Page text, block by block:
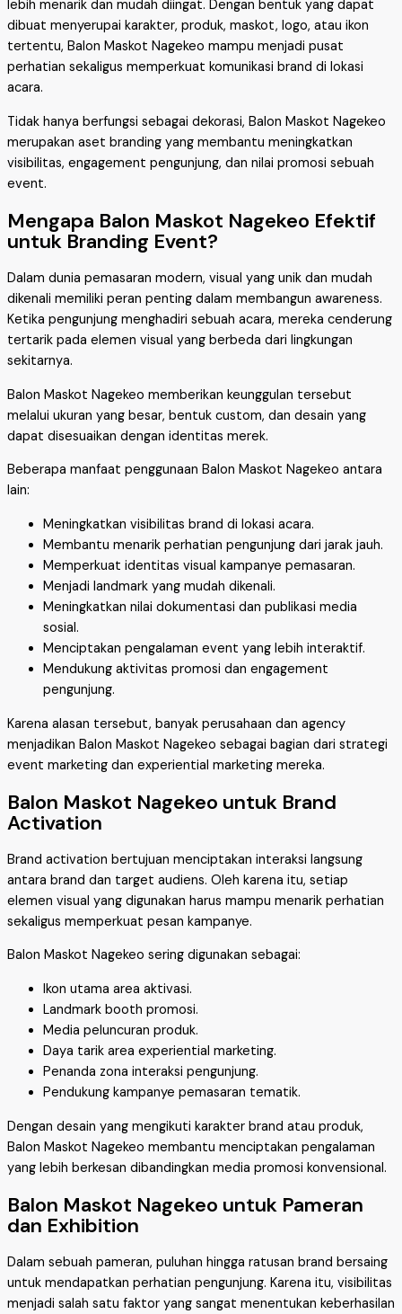
lebih menarik dan mudah diingat. Dengan bentuk yang dapat
dibuat menyerupai karakter, produk, maskot, logo, atau ikon
tertentu, Balon Maskot Nagekeo mampu menjadi pusat
perhatian sekaligus memperkuat komunikasi brand di lokasi
acara.
Tidak hanya berfungsi sebagai dekorasi, Balon Maskot Nagekeo
merupakan aset branding yang membantu meningkatkan
visibilitas, engagement pengunjung, dan nilai promosi sebuah
event.
Mengapa Balon Maskot Nagekeo Efektif
untuk Branding Event?
Dalam dunia pemasaran modern, visual yang unik dan mudah
dikenali memiliki peran penting dalam membangun awareness.
Ketika pengunjung menghadiri sebuah acara, mereka cenderung
tertarik pada elemen visual yang berbeda dari lingkungan
sekitarnya.
Balon Maskot Nagekeo memberikan keunggulan tersebut
melalui ukuran yang besar, bentuk custom, dan desain yang
dapat disesuaikan dengan identitas merek.
Beberapa manfaat penggunaan Balon Maskot Nagekeo antara
lain:
Meningkatkan visibilitas brand di lokasi acara.
Membantu menarik perhatian pengunjung dari jarak jauh.
Memperkuat identitas visual kampanye pemasaran.
Menjadi landmark yang mudah dikenali.
Meningkatkan nilai dokumentasi dan publikasi media
sosial.
Menciptakan pengalaman event yang lebih interaktif.
Mendukung aktivitas promosi dan engagement
pengunjung.
Karena alasan tersebut, banyak perusahaan dan agency
menjadikan Balon Maskot Nagekeo sebagai bagian dari strategi
event marketing dan experiential marketing mereka.
Balon Maskot Nagekeo untuk Brand
Activation
Brand activation bertujuan menciptakan interaksi langsung
antara brand dan target audiens. Oleh karena itu, setiap
elemen visual yang digunakan harus mampu menarik perhatian
sekaligus memperkuat pesan kampanye.
Balon Maskot Nagekeo sering digunakan sebagai:
Ikon utama area aktivasi.
Landmark booth promosi.
Media peluncuran produk.
Daya tarik area experiential marketing.
Penanda zona interaksi pengunjung.
Pendukung kampanye pemasaran tematik.
Dengan desain yang mengikuti karakter brand atau produk,
Balon Maskot Nagekeo membantu menciptakan pengalaman
yang lebih berkesan dibandingkan media promosi konvensional.
Balon Maskot Nagekeo untuk Pameran
dan Exhibition
Dalam sebuah pameran, puluhan hingga ratusan brand bersaing
untuk mendapatkan perhatian pengunjung. Karena itu, visibilitas
menjadi salah satu faktor yang sangat menentukan keberhasilan